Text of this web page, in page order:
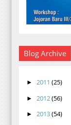
Blog Archive
► 2011 (25)
► 2012(56)
► 2013(54)